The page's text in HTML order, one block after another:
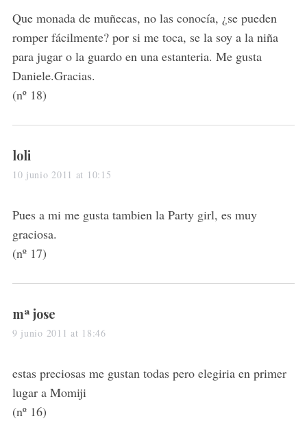
s
:
Que monada de muñecas, no las conocía, ¿se pueden
romper fácilmente? por si me toca, se la soy a la niña
para jugar o la guardo en una estanteria. Me gusta
Daniele.Gracias.
(nº 18)
s
a
s
:
loli
10 junio 2011 at 10:15
Pues a mi me gusta tambien la Party girl, es muy
graciosa.
(nº 17)
s
a
s
:
mª jose
9 junio 2011 at 18:46
estas preciosas me gustan todas pero elegiria en primer
lugar a Momiji
(nº 16)